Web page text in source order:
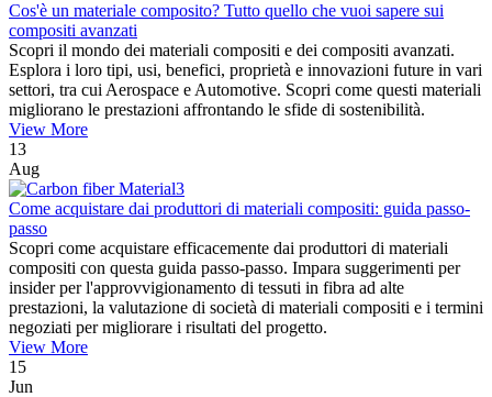
Cos'è un materiale composito? Tutto quello che vuoi sapere sui
compositi avanzati
Scopri il mondo dei materiali compositi e dei compositi avanzati.
Esplora i loro tipi, usi, benefici, proprietà e innovazioni future in vari
settori, tra cui Aerospace e Automotive. Scopri come questi materiali
migliorano le prestazioni affrontando le sfide di sostenibilità.
View More
13
Aug
Come acquistare dai produttori di materiali compositi: guida passo-
passo
Scopri come acquistare efficacemente dai produttori di materiali
compositi con questa guida passo-passo. Impara suggerimenti per
insider per l'approvvigionamento di tessuti in fibra ad alte
prestazioni, la valutazione di società di materiali compositi e i termini
negoziati per migliorare i risultati del progetto.
View More
15
Jun